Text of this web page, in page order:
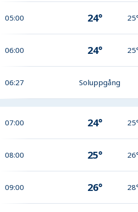
05:00 24°
06:00 24°
06:27 Soluppgång
07:00 24°
08:00 25°
09:00 26°